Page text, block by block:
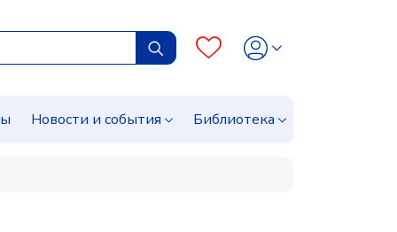
Новости и события Библиотека